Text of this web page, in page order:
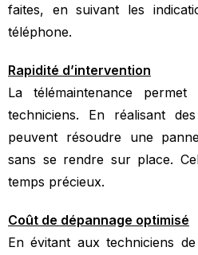
faites, en suivant les
téléphone.
Rapidité d’intervention
La télémaintenance
techniciens. En réalisant
peuvent résoudre une
sans se rendre sur place.
temps précieux.
Coût de dépannage optimisé
En évitant aux techniciens